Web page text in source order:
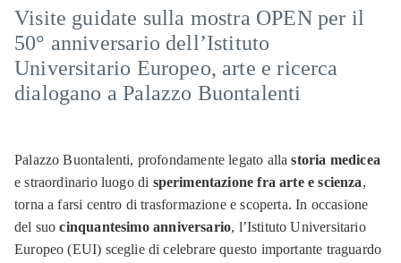
Visite guidate sulla mostra OPEN per il
50° anniversario dell’Istituto
Universitario Europeo, arte e ricerca
dialogano a Palazzo Buontalenti
Palazzo Buontalenti, profondamente legato alla storia medicea
e straordinario luogo di sperimentazione fra arte e scienza,
torna a farsi centro di trasformazione e scoperta. In occasione
del suocinquantesimo anniversario, l’Istituto Universitario
Europeo (EUI) sceglie di celebrare questo importante traguardo